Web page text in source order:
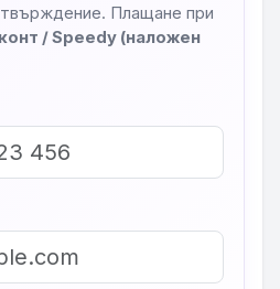
Плащане при
/ Speedy (наложен